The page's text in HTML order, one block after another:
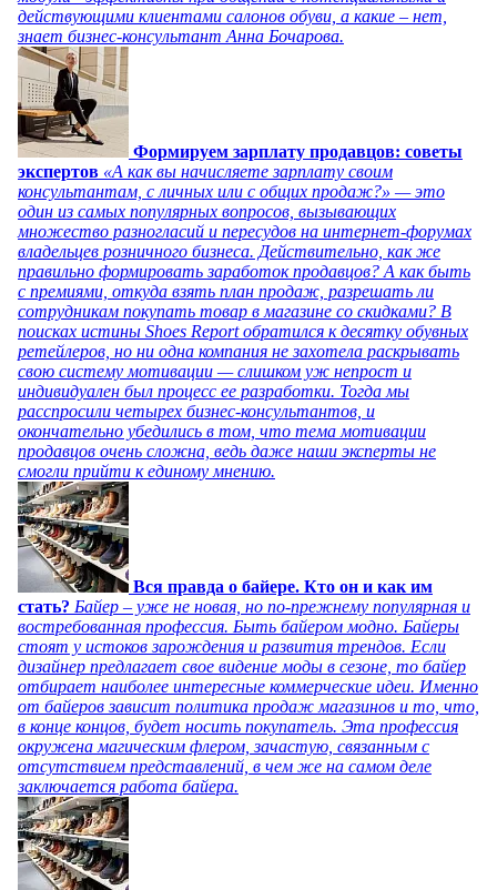
действующими клиентами салонов обуви, а какие – нет,
знает бизнес-консультант Анна Бочарова.
Формируем зарплату продавцов: советы
экспертов «А как вы начисляете зарплату своим
консультантам, с личных или с общих продаж?» — это
один из самых популярных вопросов, вызывающих
множество разногласий и пересудов на интернет-форумах
владельцев розничного бизнеса. Действительно, как же
правильно формировать заработок продавцов? А как быть
с премиями, откуда взять план продаж, разрешать ли
сотрудникам покупать товар в магазине со скидками? В
поисках истины Shoes Report обратился к десятку обувных
ретейлеров, но ни одна компания не захотела раскрывать
свою систему мотивации — слишком уж непрост и
индивидуален был процесс ее разработки. Тогда мы
расспросили четырех бизнес-консультантов, и
окончательно убедились в том, что тема мотивации
продавцов очень сложна, ведь даже наши эксперты не
смогли прийти к единому мнению.
Вся правда о байере. Кто он и как им
стать? Байер – уже не новая, но по-прежнему популярная и
востребованная профессия. Быть байером модно. Байеры
стоят у истоков зарождения и развития трендов. Если
дизайнер предлагает свое видение моды в сезоне, то байер
отбирает наиболее интересные коммерческие идеи. Именно
от байеров зависит политика продаж магазинов и то, что,
в конце концов, будет носить покупатель. Эта профессия
окружена магическим флером, зачастую, связанным с
отсутствием представлений, в чем же на самом деле
заключается работа байера.